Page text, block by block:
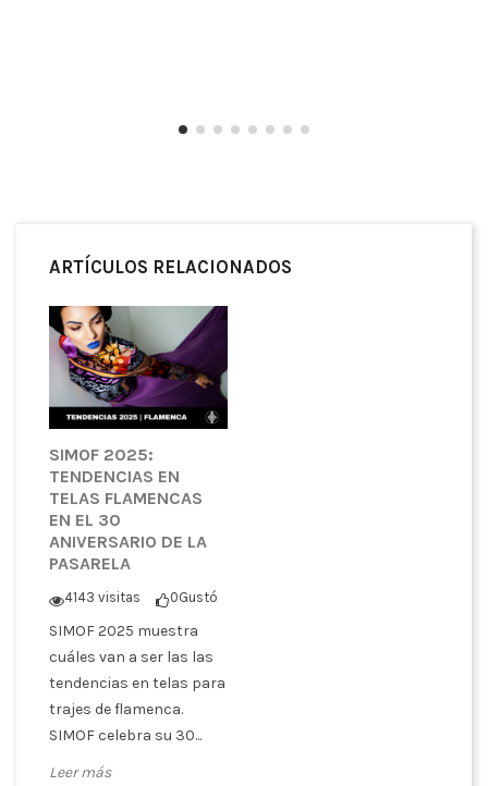
ARTÍCULOS RELACIONADOS
SIMOF 2025:
TENDENCIAS EN
TELAS FLAMENCAS
EN EL 30
ANIVERSARIO DE LA
PASARELA
4143 visitas 0Gustó
SIMOF 2025 muestra
cuáles van a ser las las
tendencias en telas para
trajes de flamenca.
SIMOF celebra su 30...
Leer más